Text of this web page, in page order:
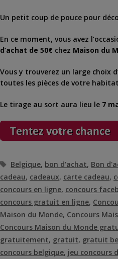
Un petit coup de pouce pour
En ce moment, vous avez
d’achat de 50€ chez Maison du
Vous y trouverez un large choix
toutes les pièces de votre
Le tirage au sort aura lieu le 7
Étiquettes
Belgique, bon d'achat, Bon
cadeau, cadeaux, carte cadeau,
concours en ligne, concours
concours gratuit en ligne,
Maison du Monde, Concours
Concours Maison du Monde
gratuitement, gratuit, gratuit
concours belgique, jeu concours